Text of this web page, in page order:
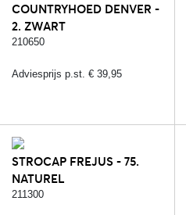
COUNTRYHOED DENVER -
2. ZWART
210650
Adviesprijs p.st. € 39,95
STROCAP FREJUS - 75.
NATUREL
211300